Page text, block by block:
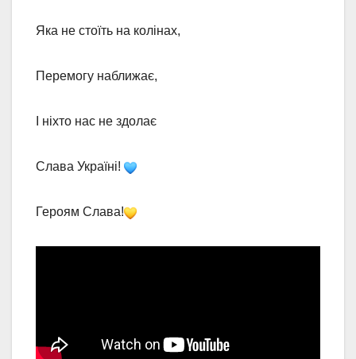
Яка не стоїть на колінах,
Перемогу наближає,
І ніхто нас не здолає
Слава Україні!
Героям Слава!